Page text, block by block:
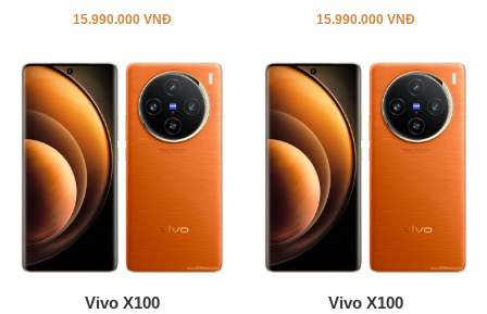
15.990.000 VNĐ 15.990.000 VNĐ
Vivo X100 Vivo X100